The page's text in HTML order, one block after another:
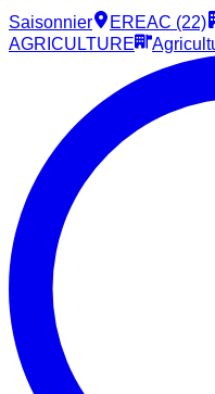
Saisonnier EREAC (22)
AGRICULTURE